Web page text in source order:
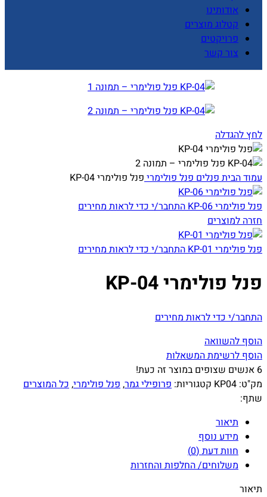
אודותינו
קטלוג מוצרים
פרויקטים
צור קשר
לחץ להגדלה
עמוד הביתפנליםפנל פולימריפנל פולימרי KP-04
פנל פולימרי KP-06
התחבר/י כדי לראות מחירים
חזרה למוצרים
פנל פולימרי KP-01
התחבר/י כדי לראות מחירים
פנל פולימרי KP-04
התחבר/י כדי לראות מחירים
הוסף להשוואה
הוסף לרשימת המשאלות
6 אנשים שצופים במוצר זה כעת!
מק"ט: KP04 קטגוריות: פרופילי גמר,פנל פולימרי,כל המוצרים
שתף:
תיאור
מידע נוסף
חוות דעת (0)
משלוחים/ החלפות והחזרות
תיאור